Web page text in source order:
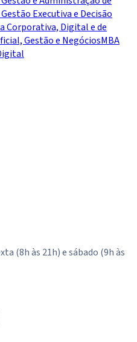
Executiva e Decisão
Corporativa, Digital e de
Gestão e NegóciosMBA
(8h às 21h) e sábado (9h às